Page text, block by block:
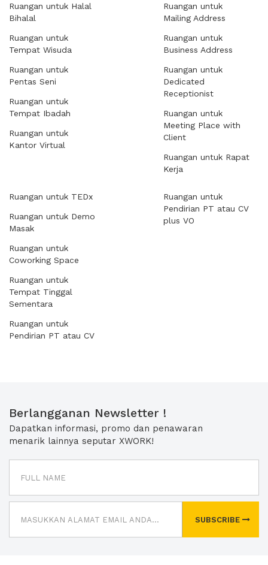
Ruangan untuk Halal
Bihalal
Ruangan untuk
Tempat Wisuda
Ruangan untuk
Pentas Seni
Ruangan untuk
Tempat Ibadah
Ruangan untuk
Kantor Virtual
Ruangan untuk
Mailing Address
Ruangan untuk
Business Address
Ruangan untuk
Dedicated
Receptionist
Ruangan untuk
Meeting Place with
Client
Ruangan untuk Rapat
Kerja
Ruangan untuk TEDx
Ruangan untuk Demo
Masak
Ruangan untuk
Coworking Space
Ruangan untuk
Tempat Tinggal
Sementara
Ruangan untuk
Pendirian PT atau CV
Ruangan untuk
Pendirian PT atau CV
plus VO
Berlangganan Newsletter !
Dapatkan informasi, promo dan penawaran
menarik lainnya seputar XWORK!
SUBSCRIBE